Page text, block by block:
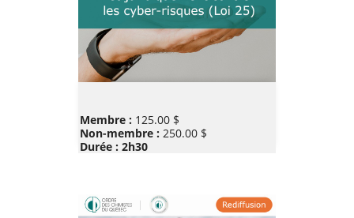
Prix
Membre : 125.00 $
Non-membre : 250.00 $
Durée : 2h30